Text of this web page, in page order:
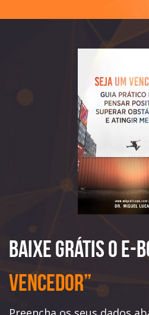
Baixe Grátis o e-
Vencedor”